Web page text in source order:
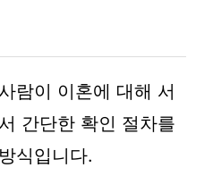
람이 이혼에 대해 서
간단한 확인 절차를
식입니다.